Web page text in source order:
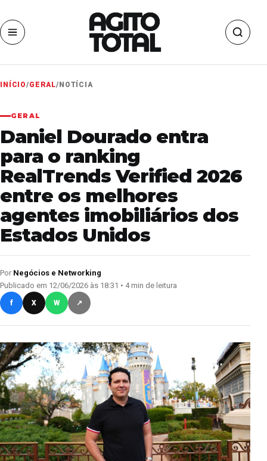
INÍCIO/GERAL/ NOTÍCIA
GERAL
Daniel Dourado entra
para o ranking
RealTrends Verified 2026
entre os melhores
agentes imobiliários dos
Estados Unidos
Por Negócios e Networking
Publicado em 12/06/2026 às 18:31 • 4 min de leitura
f X W ↗